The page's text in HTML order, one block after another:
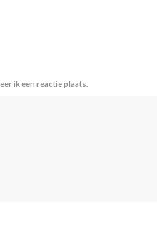
ik een reactie plaats.